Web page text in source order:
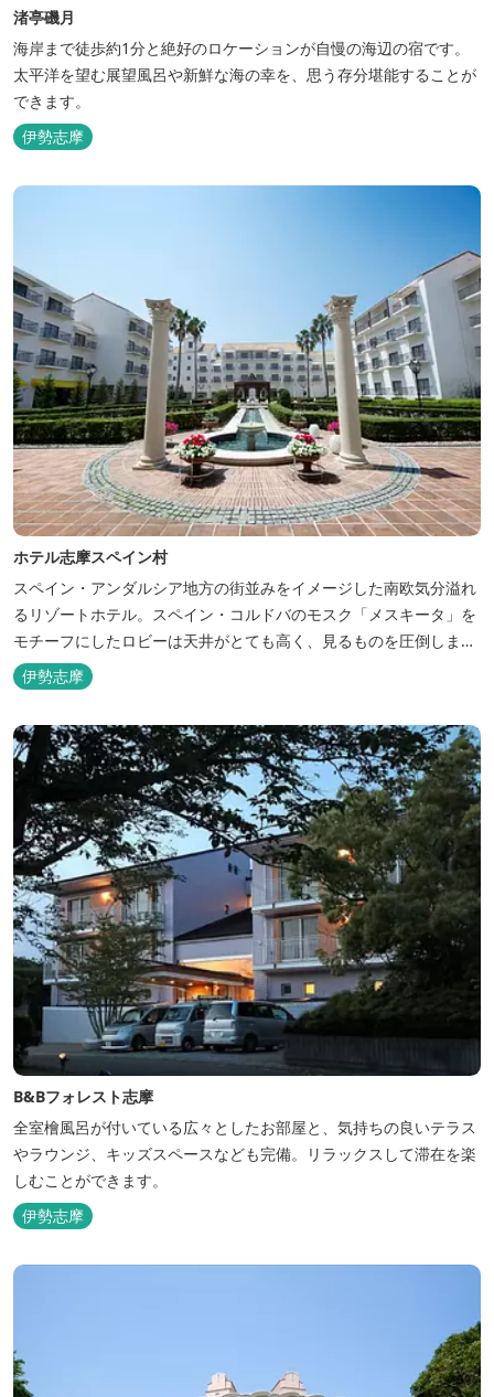
渚亭磯月
海岸まで徒歩約1分と絶好のロケーションが自慢の海辺の宿です。
太平洋を望む展望風呂や新鮮な海の幸を、思う存分堪能することが
できます。
伊勢志摩
ホテル志摩スペイン村
スペイン・アンダルシア地方の街並みをイメージした南欧気分溢れ
るリゾートホテル。スペイン・コルドバのモスク「メスキータ」を
モチーフにしたロビーは天井がとても高く、見るものを圧倒しま
す。客室棟にある中庭もコルドバ、セビリア、グラナダの街を再現
しており、ホテル内を散策するだけでも異国感を満喫できます。 ス
ペインの雰囲気が溢れた客室やパークの夢の続きが見られるキャラ
クタールーム、最大6名様まで...
伊勢志摩
B&Bフォレスト志摩
全室檜風呂が付いている広々としたお部屋と、気持ちの良いテラス
やラウンジ、キッズスペースなども完備。リラックスして滞在を楽
しむことができます。
伊勢志摩